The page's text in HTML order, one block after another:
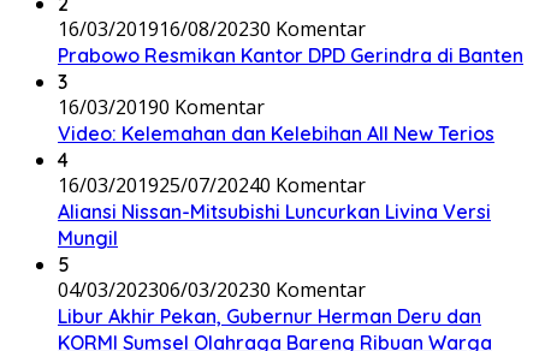
16/03/201916/08/20230 Komentar
Prabowo Resmikan Kantor DPD Gerindra di Banten
3
16/03/20190 Komentar
Video: Kelemahan dan Kelebihan All New Terios
4
16/03/201925/07/20240 Komentar
Aliansi Nissan-Mitsubishi Luncurkan Livina Versi
Mungil
5
04/03/202306/03/20230 Komentar
Libur Akhir Pekan, Gubernur Herman Deru dan
KORMI Sumsel Olahraga Bareng Ribuan Warga